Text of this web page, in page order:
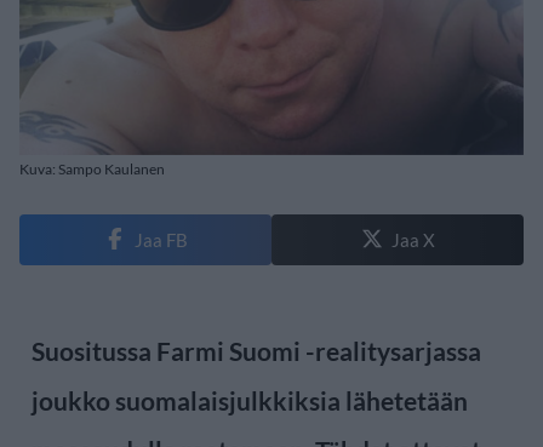
Kuva: Sampo Kaulanen
Jaa FB Jaa X
Suositussa Farmi Suomi -realitysarjassa
joukko suomalaisjulkkiksia lähetetään